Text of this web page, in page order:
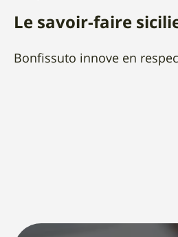
Le savoir-faire
Bonfissuto innove en